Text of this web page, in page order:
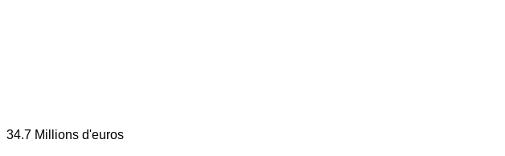
34.7 Millions d'euros